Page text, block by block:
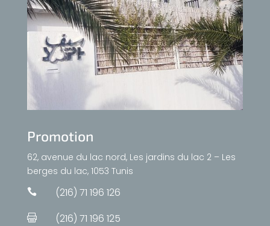
Promotion
62, avenue du lac nord, Les jardins du lac 2 – Les
berges du lac, 1053 Tunis
 (216) 71 196 126
 (216) 71 196 125